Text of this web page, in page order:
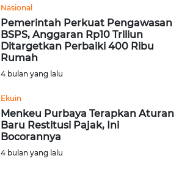
Nasional
Pemerintah Perkuat Pengawasan
BSPS, Anggaran Rp10 Triliun
Ditargetkan Perbaiki 400 Ribu
Rumah
4 bulan yang lalu
Ekuin
Menkeu Purbaya Terapkan Aturan
Baru Restitusi Pajak, Ini
Bocorannya
4 bulan yang lalu